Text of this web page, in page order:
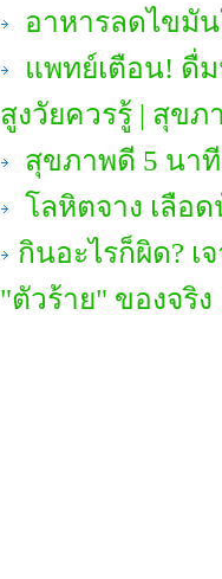
อาหารลดไขมัน
แพทย์เตือน! ดื่
สูงวัยควรรู้ | สุขภ
สุขภาพดี 5 นา
โลหิตจาง เลือ
กินอะไรก็ผิด?
"ตัวร้าย" ของจริง